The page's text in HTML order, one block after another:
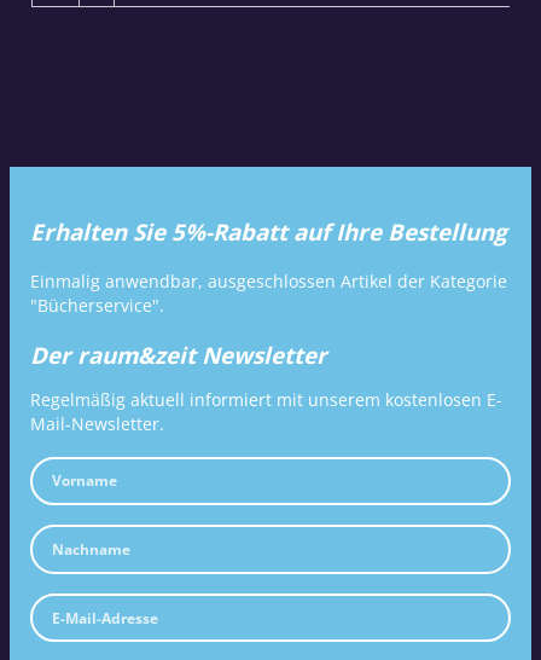
Erhalten Sie 5%-Rabatt auf Ihre Bestellung
Einmalig anwendbar, ausgeschlossen Artikel der Kategorie
"Bücherservice".
Der raum&zeit Newsletter
Regelmäßig aktuell informiert mit unserem kostenlosen E-
Mail-Newsletter.